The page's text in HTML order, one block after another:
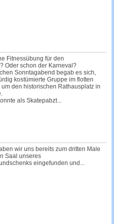
Fitnessübung für den
Oder schon der Karneval?
Sonntagabend begab es sich,
kostümierte Gruppe im flotten
den historischen Rathausplatz in
als Skatepabzt...
wir uns bereits zum dritten Male
Saal unseres
eingefunden und...